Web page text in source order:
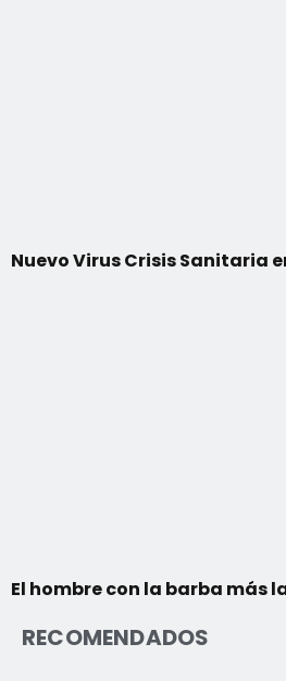
Nuevo Virus Crisis Sanitaria
El hombre con la barba más
RECOMENDADOS